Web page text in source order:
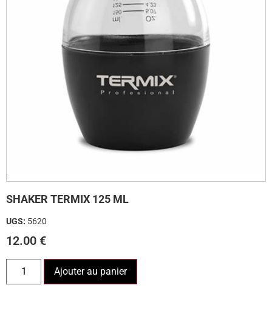
SHAKER TERMIX 125 ML
UGS: 5620
12.00 €
Ajouter au panier